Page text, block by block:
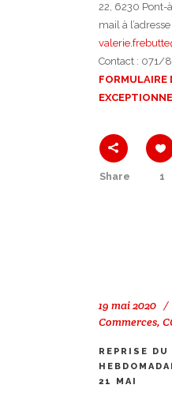
22, 6230 Pont-
mail à l’adresse
Contact : 071/
FORMULAIRE
Share 1
19 mai 2020
Commerces,
REPRISE DU
21 MAI